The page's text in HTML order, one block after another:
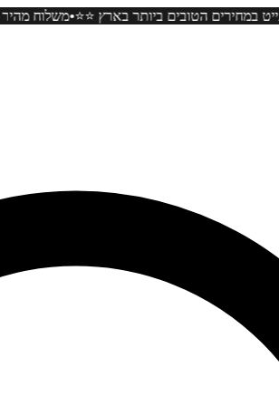
המוסונייט במחירים הטובים ביותר בארץ ⭐️⭐️